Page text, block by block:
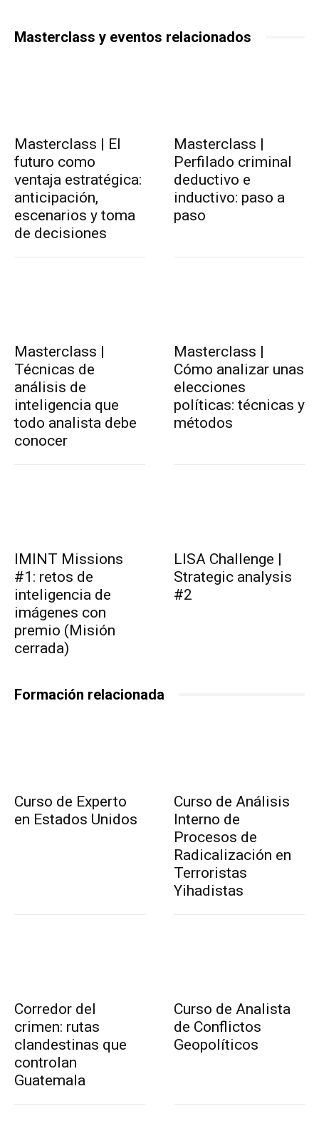
Masterclass y eventos relacionados
Masterclass | El
futuro como
ventaja estratégica:
anticipación,
escenarios y toma
de decisiones
Masterclass |
Perfilado criminal
deductivo e
inductivo: paso a
paso
Masterclass |
Técnicas de
análisis de
inteligencia que
todo analista debe
conocer
Masterclass |
Cómo analizar unas
elecciones
políticas: técnicas y
métodos
IMINT Missions
#1: retos de
inteligencia de
imágenes con
premio (Misión
cerrada)
LISA Challenge |
Strategic analysis
#2
Formación relacionada
Curso de Experto
en Estados Unidos
Curso de Análisis
Interno de
Procesos de
Radicalización en
Terroristas
Yihadistas
Corredor del
crimen: rutas
clandestinas que
controlan
Guatemala
Curso de Analista
de Conflictos
Geopolíticos